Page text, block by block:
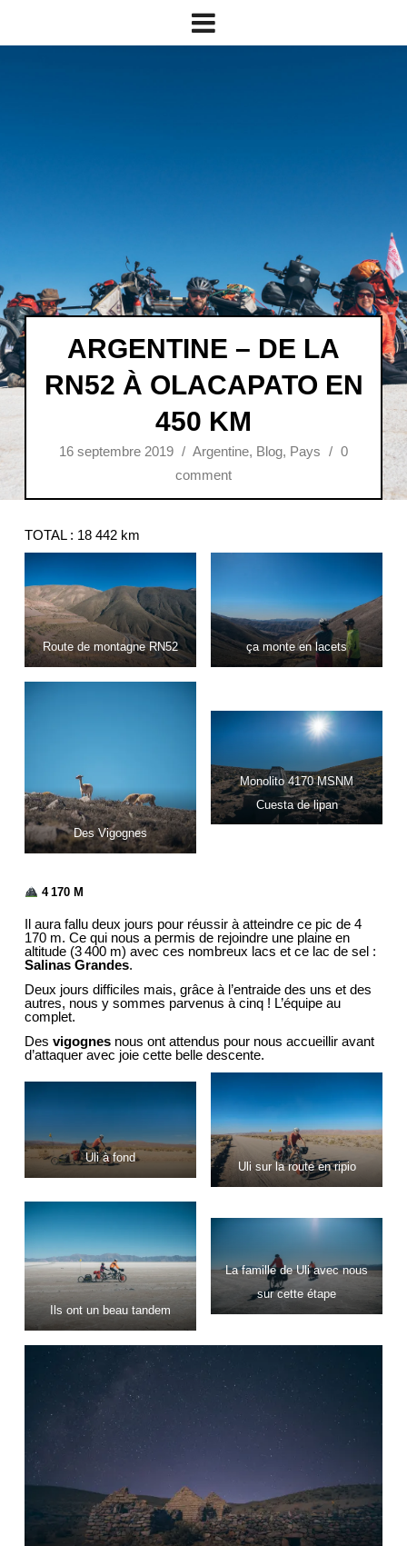
ARGENTINE – DE LA
RN52 À OLACAPATO EN
450 KM
16 septembre 2019 / Argentine, Blog, Pays / 0
comment
TOTAL : 18 442 km
Route de montagne RN52 ça monte en lacets
Des Vigognes
Monolito 4170 MSNM
Cuesta de lipan
4 170 M
Il aura fallu deux jours pour réussir à atteindre ce pic de 4
170 m. Ce qui nous a permis de rejoindre une plaine en
altitude (3 400 m) avec ces nombreux lacs et ce lac de sel :
Salinas Grandes.
Deux jours difficiles mais, grâce à l’entraide des uns et des
autres, nous y sommes parvenus à cinq ! L’équipe au
complet.
Des vigognesnous ont attendus pour nous accueillir avant
d’attaquer avec joie cette belle descente.
Uli à fond
Uli sur la route en ripio
Ils ont un beau tandem
La famille de Uli avec nous
sur cette étape